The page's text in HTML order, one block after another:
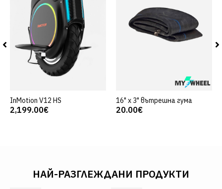
InMotion V12 HS
2,199.00€
16" x 3" вътрешна гума
20.00€
НАЙ-РАЗГЛЕЖДАНИ ПРОДУКТИ